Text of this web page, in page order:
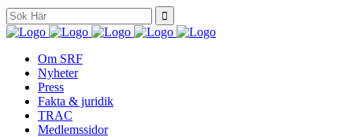
Search
for:
Om SRF
Nyheter
Press
Fakta & juridik
TRAC
Medlemssidor